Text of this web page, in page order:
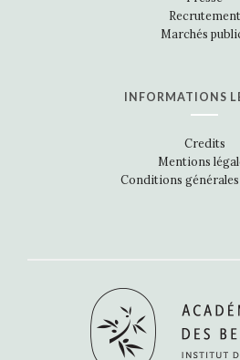
Recrutement
Marchés
INFORMATIONS
Credits
Mentions
Conditions